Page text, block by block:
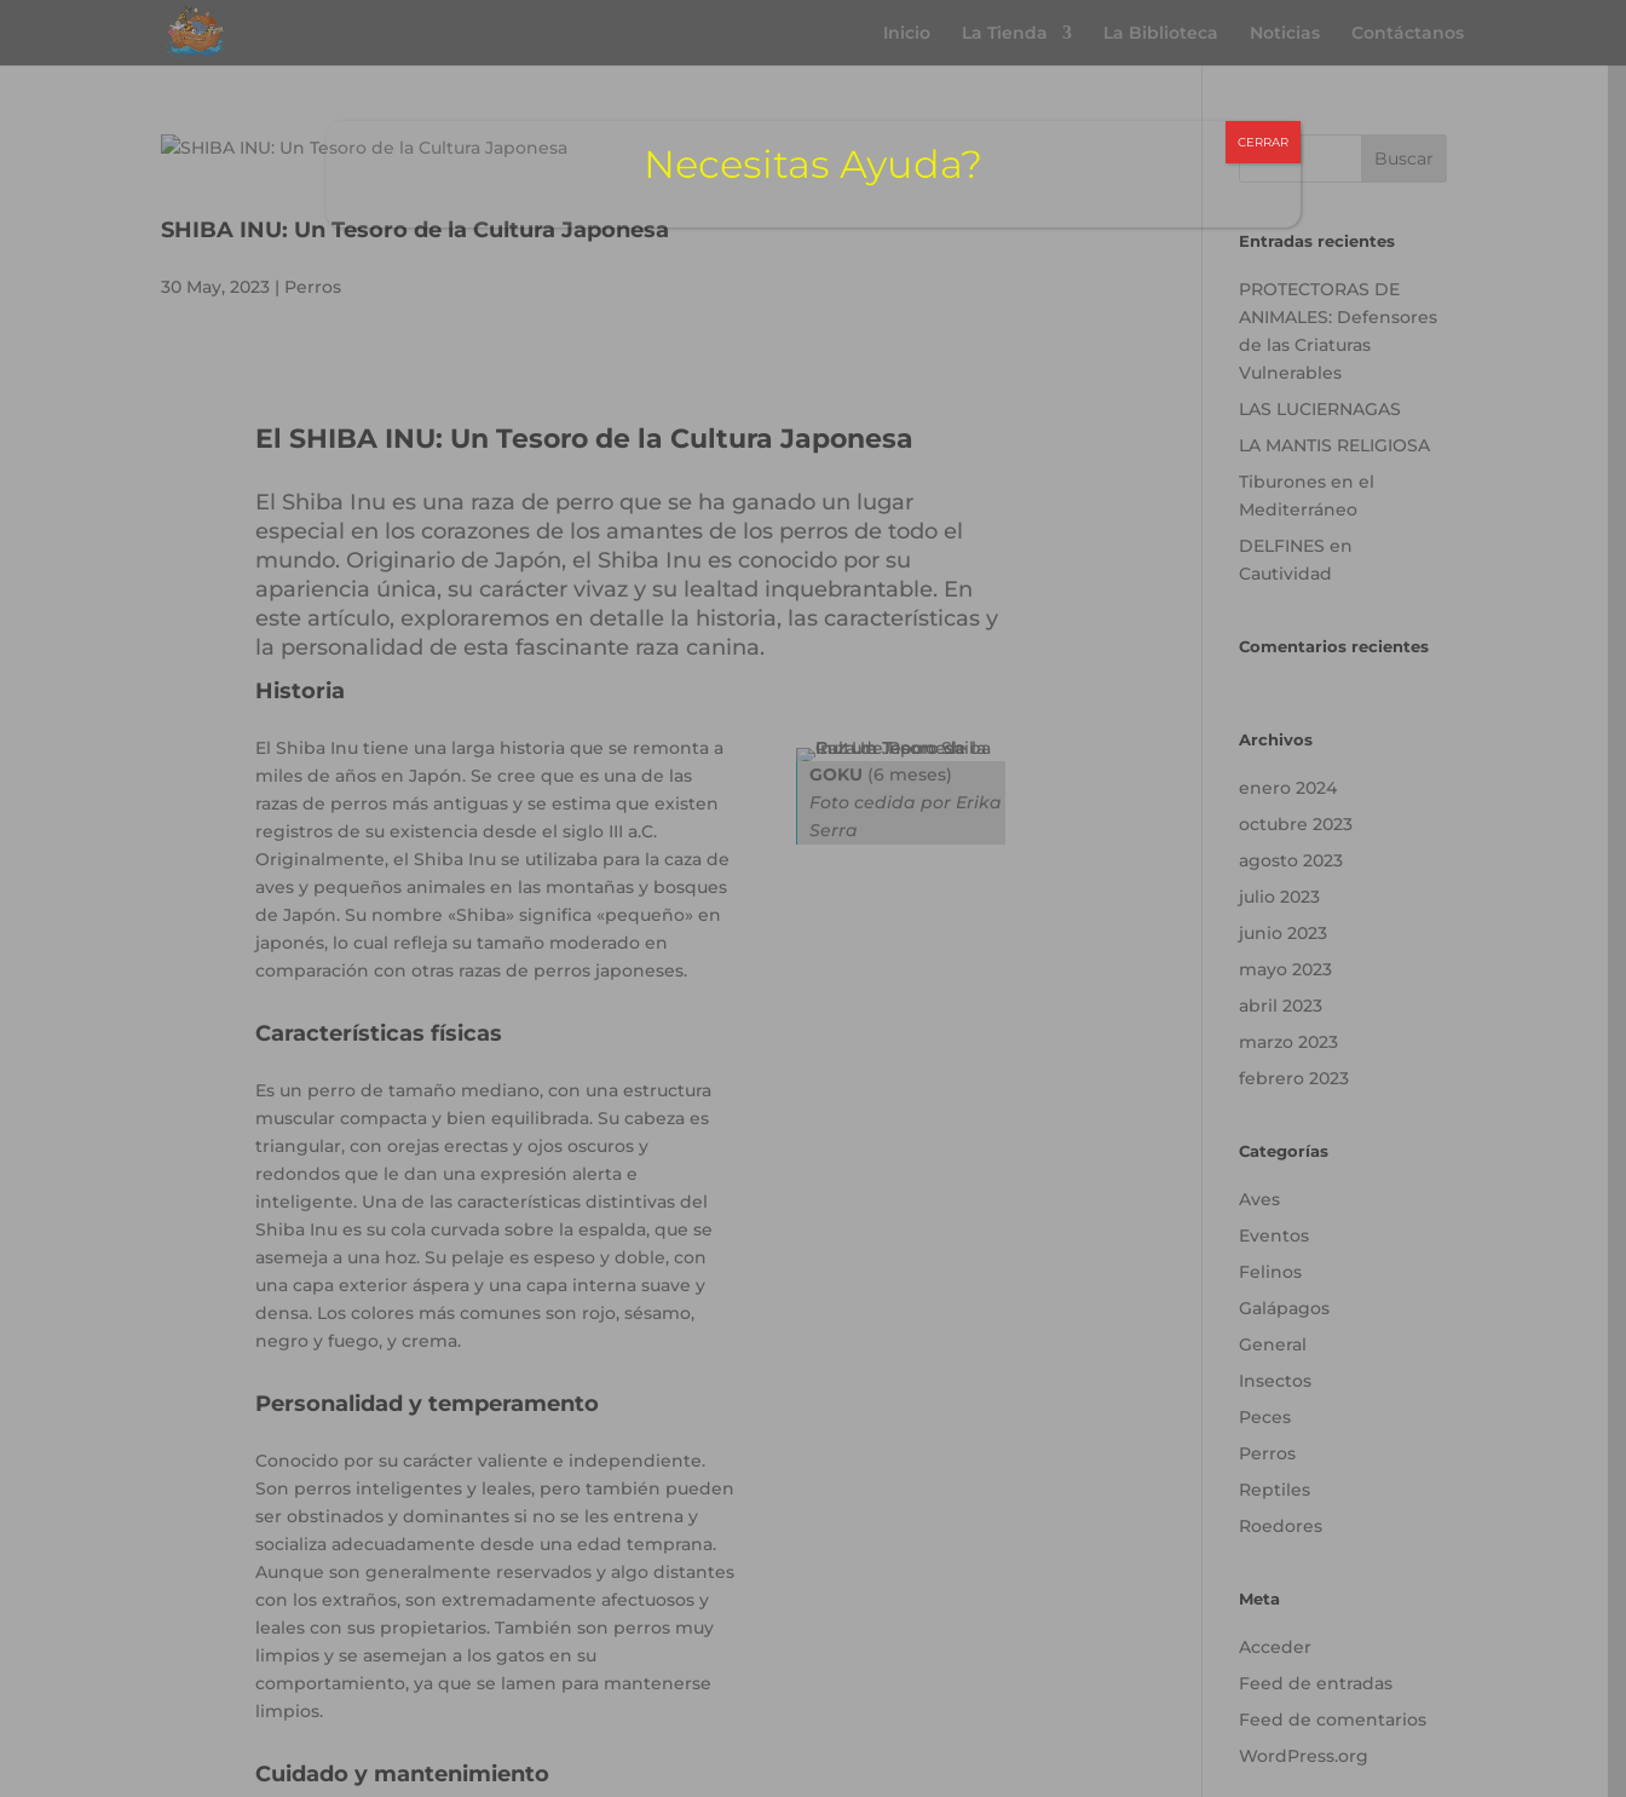
Inicio La Tienda La Biblioteca Noticias Contáctanos
SHIBA INU: Un Tesoro de la Cultura Japonesa
30 May, 2023| Perros
El SHIBA INU: Un Tesoro de la Cultura Japonesa
El Shiba Inu es una raza de perro que se ha ganado un lugar
especial en los corazones de los amantes de los perros de todo el
mundo. Originario de Japón, el Shiba Inu es conocido por su
apariencia única, su carácter vivaz y su lealtad inquebrantable. En
este artículo, exploraremos en detalle la historia, las características y
la personalidad de esta fascinante raza canina.
Historia
El Shiba Inu tiene una larga historia que se remonta a
miles de años en Japón. Se cree que es una de las
razas de perros más antiguas y se estima que existen
registros de su existencia desde el siglo III a.C.
Originalmente, el Shiba Inu se utilizaba para la caza de
aves y pequeños animales en las montañas y bosques
de Japón. Su nombre «Shiba» significa «pequeño» en
japonés, lo cual refleja su tamaño moderado en
comparación con otras razas de perros japoneses.
Características físicas
Es un perro de tamaño mediano, con una estructura
muscular compacta y bien equilibrada. Su cabeza es
triangular, con orejas erectas y ojos oscuros y
redondos que le dan una expresión alerta e
inteligente. Una de las características distintivas del
Shiba Inu es su cola curvada sobre la espalda, que se
asemeja a una hoz. Su pelaje es espeso y doble, con
una capa exterior áspera y una capa interna suave y
densa. Los colores más comunes son rojo, sésamo,
negro y fuego, y crema.
Personalidad y temperamento
Conocido por su carácter valiente e independiente.
Son perros inteligentes y leales, pero también pueden
ser obstinados y dominantes si no se les entrena y
socializa adecuadamente desde una edad temprana.
Aunque son generalmente reservados y algo distantes
con los extraños, son extremadamente afectuosos y
leales con sus propietarios. También son perros muy
limpios y se asemejan a los gatos en su
comportamiento, ya que se lamen para mantenerse
limpios.
Cuidado y mantenimiento
GOKU (6 meses)
Foto cedida por Erika
Serra
Entradas recientes
PROTECTORAS DE
ANIMALES: Defensores
de las Criaturas
Vulnerables
LAS LUCIERNAGAS
LA MANTIS RELIGIOSA
Tiburones en el
Mediterráneo
DELFINES en
Cautividad
Comentarios recientes
Archivos
enero 2024
octubre 2023
agosto 2023
julio 2023
junio 2023
mayo 2023
abril 2023
marzo 2023
febrero 2023
Categorías
Aves
Eventos
Felinos
Galápagos
General
Insectos
Peces
Perros
Reptiles
Roedores
Meta
Acceder
Feed de entradas
Feed de comentarios
WordPress.org
Necesitas Ayuda? CERRAR